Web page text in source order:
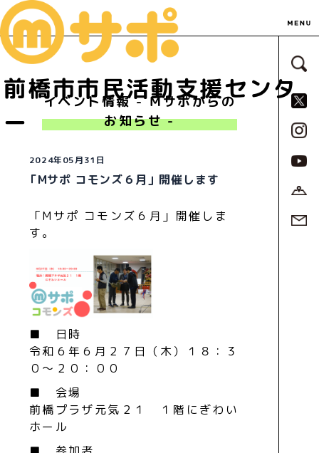
前橋市市民活動支援センタ
ー
サ
イベント情報 - Ｍサポからの
お知らせ -
2024年05月31日
「Mサポ コモンズ６月」開催します
「Mサポ コモンズ６月」開催しま
す。
■ 日時
令和６年６月２７日（木）１８：３
０～２０：００
■ 会場
前橋プラザ元気２１ １階にぎわい
ホール